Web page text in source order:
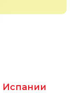
Испании